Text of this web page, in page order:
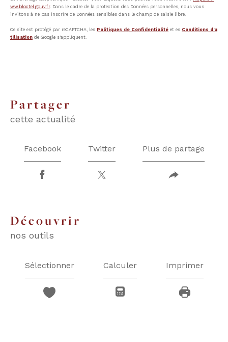
ww.bloctel.gouv.fr. Dans le cadre de la protection des Données personnelles, nous vous
invitons à ne pas inscrire de Données sensibles dans le champ de saisie libre.
Ce site est protégé par reCAPTCHA, les Politiques de Confidentialité et es Conditions d'u
tilisation de Google s'appliquent.
partager
cette actualité
Facebook Twitter Plus de partage
découvrir
nos outils
Sélectionner Calculer Imprimer